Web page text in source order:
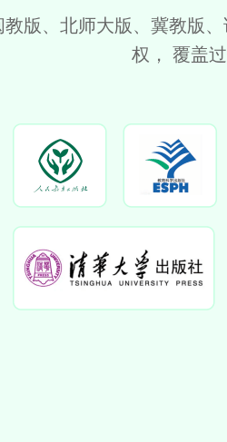
教版、北师大版、冀教版
权， 覆盖